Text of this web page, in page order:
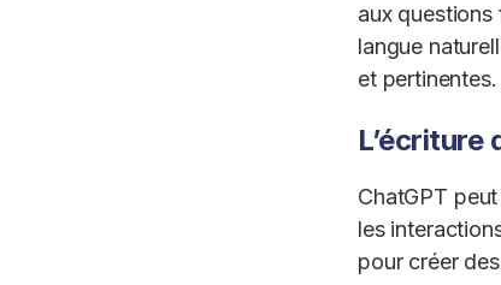
aux
langue
et pertinentes.
ChatGPT
les
pour créer